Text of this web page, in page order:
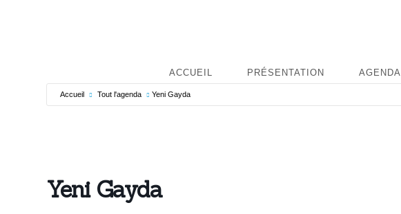
ACCUEIL PRÉSENTATION AGENDA
Accueil Tout l'agenda Yeni Gayda
Yeni Gayda